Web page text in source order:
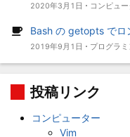
2020年3月1日 コンピュー
Bash の getopts でロ
2019年9月1日 プログラ
投稿リンク
コンピューター
Vim